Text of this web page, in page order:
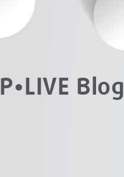
P•LIVE Blog